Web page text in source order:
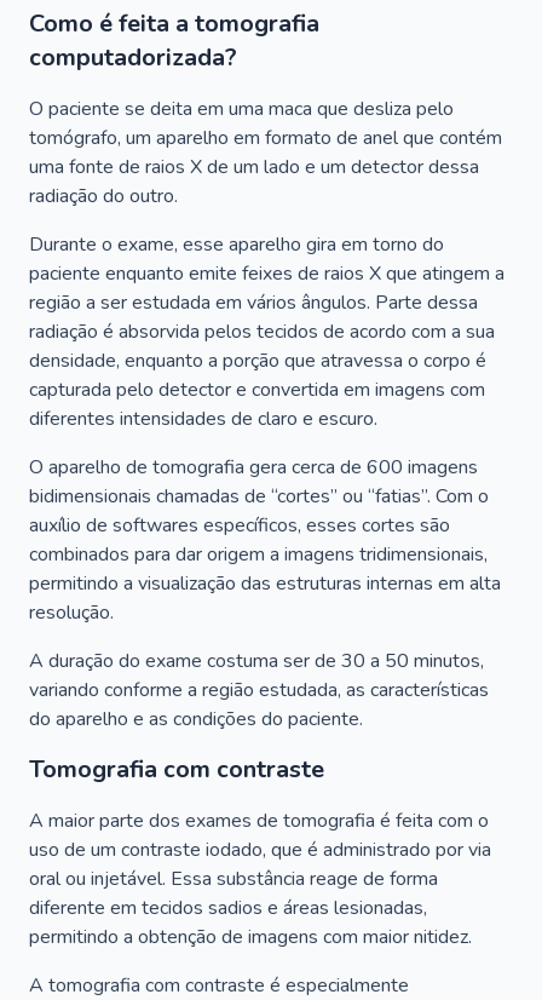
Como é feita a tomografia
computadorizada?
O paciente se deita em uma maca que desliza pelo
tomógrafo, um aparelho em formato de anel que contém
uma fonte de raios X de um lado e um detector dessa
radiação do outro.
Durante o exame, esse aparelho gira em torno do
paciente enquanto emite feixes de raios X que atingem a
região a ser estudada em vários ângulos. Parte dessa
radiação é absorvida pelos tecidos de acordo com a sua
densidade, enquanto a porção que atravessa o corpo é
capturada pelo detector e convertida em imagens com
diferentes intensidades de claro e escuro.
O aparelho de tomografia gera cerca de 600 imagens
bidimensionais chamadas de “cortes” ou “fatias”. Com o
auxílio de softwares específicos, esses cortes são
combinados para dar origem a imagens tridimensionais,
permitindo a visualização das estruturas internas em alta
resolução.
A duração do exame costuma ser de 30 a 50 minutos,
variando conforme a região estudada, as características
do aparelho e as condições do paciente.
Tomografia com contraste
A maior parte dos exames de tomografia é feita com o
uso de um contraste iodado, que é administrado por via
oral ou injetável. Essa substância reage de forma
diferente em tecidos sadios e áreas lesionadas,
permitindo a obtenção de imagens com maior nitidez.
A tomografia com contraste é especialmente